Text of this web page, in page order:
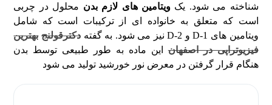
شناخته می شود. یکویتامین های لازم بدن محلول در چربی
است که متعلق به خانواده ای از ترکیبات است که شامل
ویتامین های D-1 و D-2 نیز می شود. به گفته
دکترقولنج بهترین
فیزیوتراپی در اصفهاناین ماده به طور طبیعی توسط بدن
هنگام قرار گرفتن در معرض نور خورشید تولید می شود